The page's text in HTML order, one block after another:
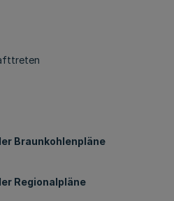
Braunkohlenpläne
Regionalpläne